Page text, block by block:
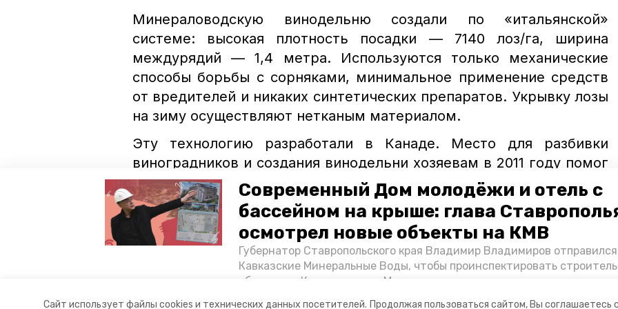
Сайт использует файлы cookies и технических данных посетителей. Продолжая пользоваться сайтом, Вы соглашаетесь с
Современный Дом молодёжи и отель с
бассейном на крыше: глава
осмотрел новые объекты на КМВ
Губернатор Ставропольского края Владимир Владимиров
Кавказские Минеральные Воды, чтобы проинспектировать
объектов в Кисловодске и Минводах, а также выслушать
Минераловодскую винодельню создали по «итальянской»
системе: высокая плотность посадки — 7140 лоз/га, ширина
междурядий — 1,4 метра. Используются только механические
способы борьбы с сорняками, минимальное применение средств
от вредителей и никаких синтетических препаратов. Укрывку лозы
на зиму осуществляют нетканым материалом.
Эту технологию разработали в Канаде. Место для разбивки
виноградников и создания винодельни хозяевам в 2011 году помог
выбрать знаменитый винодел из Тосканы Андреа Франкетти.
Организаторы винодельни уже встали в реестр АПК. Как только
они получат лицензию, минераловодское вино появится
на прилавках розничных сетей.